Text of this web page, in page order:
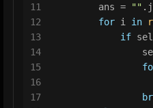
11
12
13
14
15
16
17
        ans =
""
for i in
if